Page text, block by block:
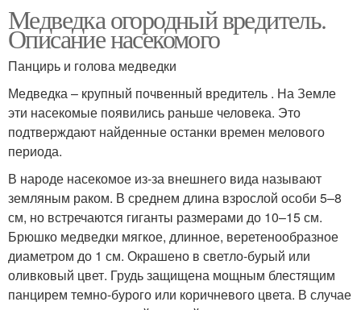
Медведка огородный вредитель.
Описание насекомого
Панцирь и голова медведки
Медведка – крупный почвенный вредитель . На Земле
эти насекомые появились раньше человека. Это
подтверждают найденные останки времен мелового
периода.
В народе насекомое из-за внешнего вида называют
земляным раком. В среднем длина взрослой особи 5–8
см, но встречаются гиганты размерами до 10–15 см.
Брюшко медведки мягкое, длинное, веретенообразное
диаметром до 1 см. Окрашено в светло-бурый или
оливковый цвет. Грудь защищена мощным блестящим
панцирем темно-бурого или коричневого цвета. В случае